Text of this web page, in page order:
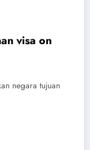
visa on
negara tujuan